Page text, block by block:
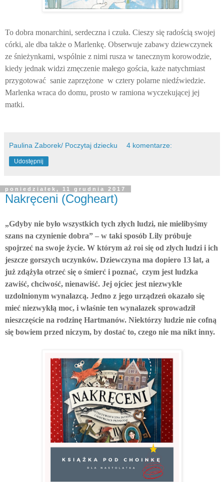
To dobra monarchini, serdeczna i czuła. Cieszy się radością swojej
córki, ale dba także o Marlenkę. Obserwuje zabawy dziewczynek
ze śnieżynkami, wspólnie z nimi rusza w tanecznym korowodzie,
kiedy jednak widzi zmęczenie małego gościa, każe natychmiast
przygotować sanie zaprzężone w cztery polarne niedźwiedzie.
Marlenka wraca do domu, prosto w ramiona wyczekującej jej
matki.
Paulina Zaborek/ Poczytaj dziecku 4 komentarze:
Udostępnij
poniedziałek, 11 grudnia 2017
Nakręceni (Cogheart)
„Gdyby nie było wszystkich tych złych ludzi, nie mielibyśmy
szans na czynienie dobra” – w taki sposób Lily próbuje
spojrzeć na swoje życie. W którym aż roi się od złych ludzi i ich
jeszcze gorszych uczynków. Dziewczyna ma dopiero 13 lat, a
już zdążyła otrzeć się o śmierć i poznać, czym jest ludzka
zawiść, chciwość, nienawiść. Jej ojciec jest niezwykle
uzdolnionym wynalazcą. Jedno z jego urządzeń okazało się
mieć niezwykłą moc, i właśnie ten wynalazek sprowadził
nieszczęście na rodzinę Hartmanów. Niektórzy ludzie nie cofną
się bowiem przed niczym, by dostać to, czego nie ma nikt inny.